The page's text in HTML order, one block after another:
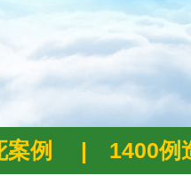
案例 | 1400例